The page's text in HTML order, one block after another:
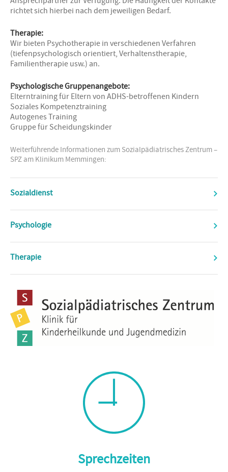
richtet sich hierbei nach dem jeweiligen Bedarf.
Therapie:
Wir bieten Psychotherapie in verschiedenen Verfahren
(tiefenpsychologisch orientiert, Verhaltenstherapie,
Familientherapie usw.) an.
Psychologische Gruppenangebote:
Elterntraining für Eltern von ADHS-betroffenen Kindern
Soziales Kompetenztraining
Autogenes Training
Gruppe für Scheidungskinder
Weiterführende Informationen zum Sozialpädiatrisches Zentrum –
SPZ am Klinikum Memmingen:
Sozialdienst
Psychologie
Therapie
Sprechzeiten